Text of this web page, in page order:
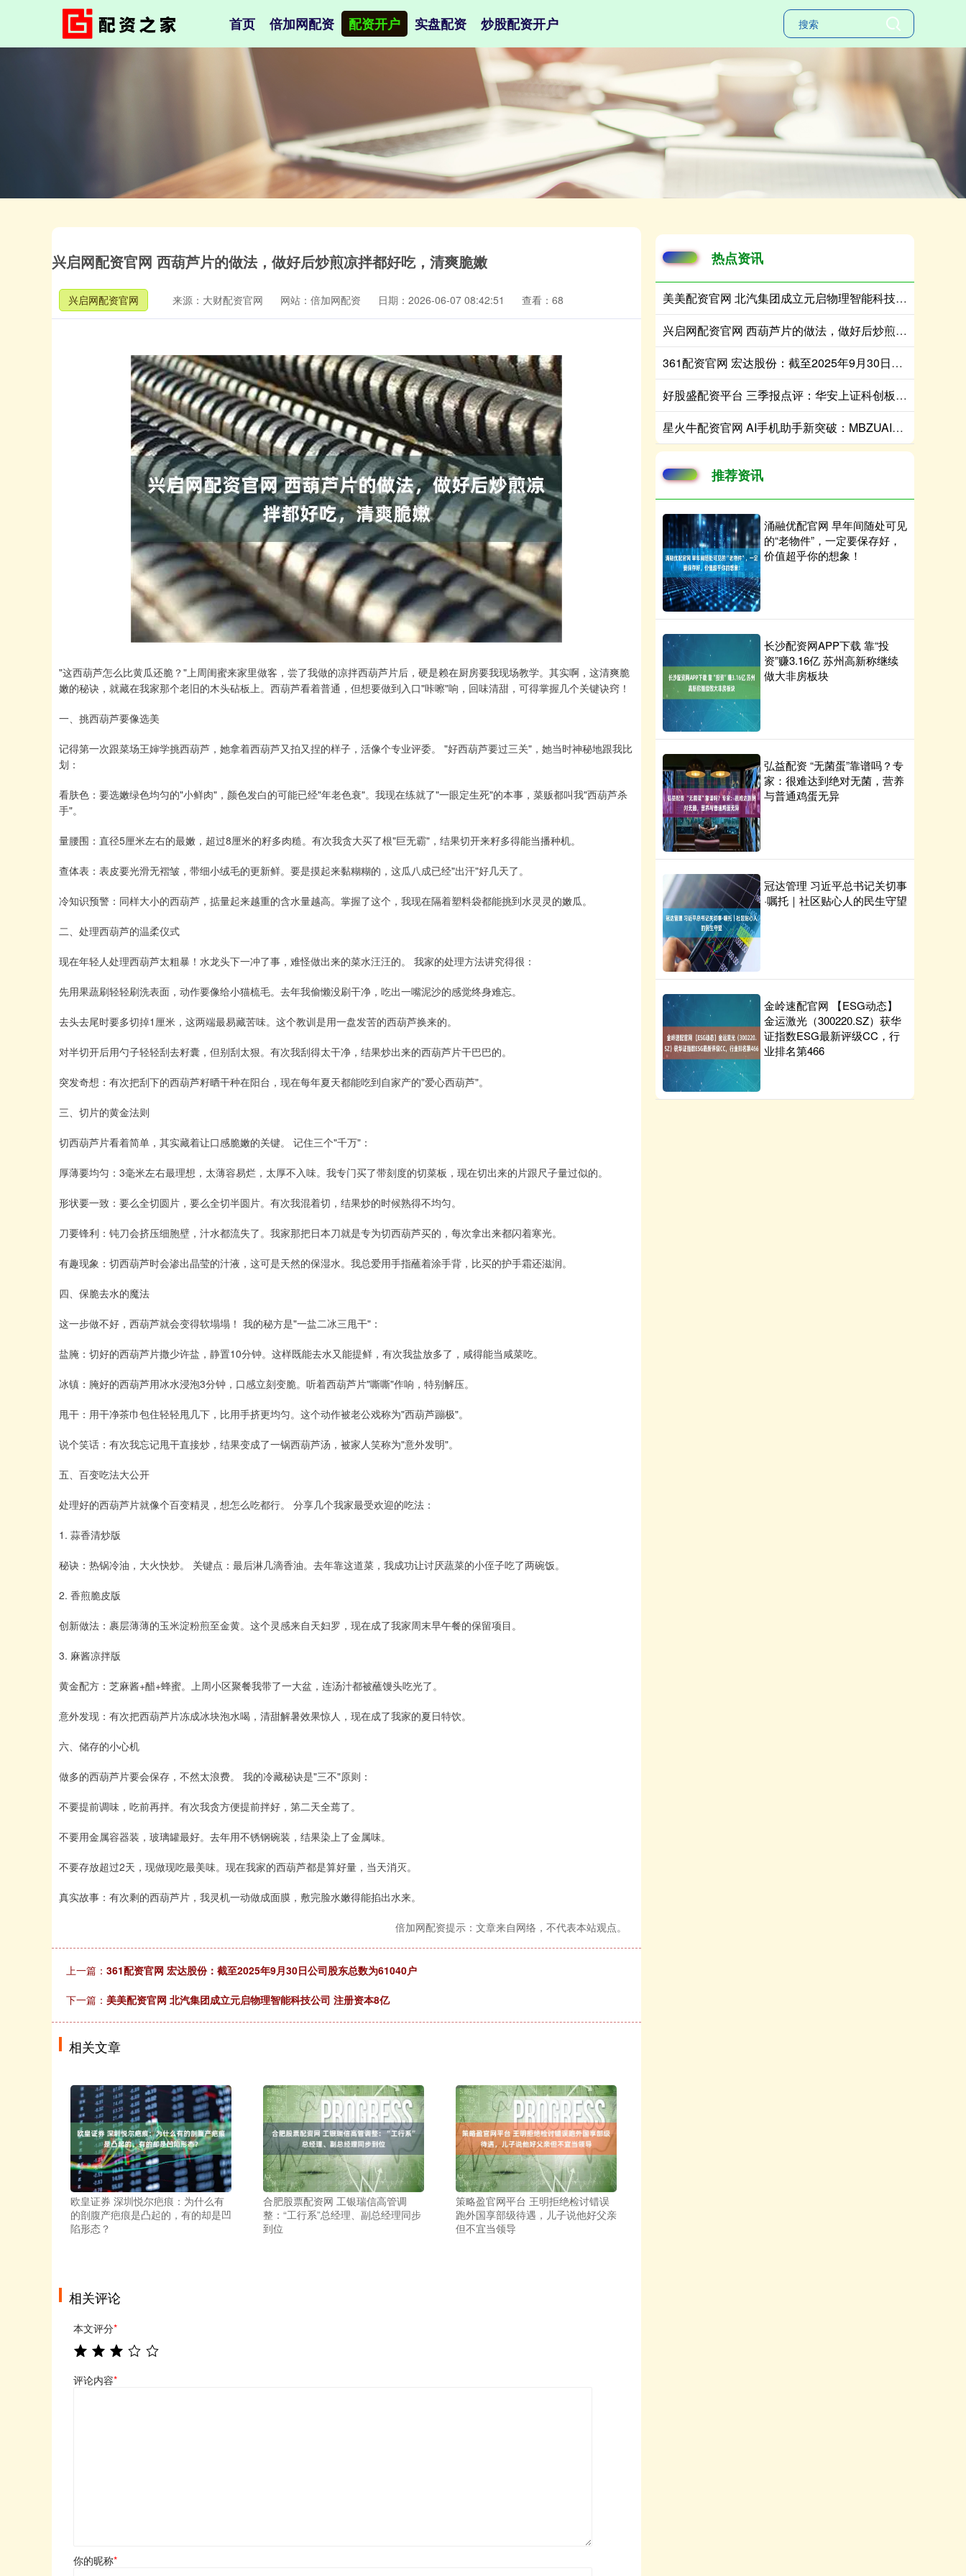
首页 倍加网配资 配资开户 实盘配资 炒股配资开户
兴启网配资官网 西葫芦片的做法，做好后炒煎凉拌都好吃，清爽脆嫩
兴启网配资官网 来源：大财配资官网 网站：倍加网配资 日期：2026-06-07 08:42:51 查看：68
"这西葫芦怎么比黄瓜还脆？"上周闺蜜来家里做客，尝了我做的凉拌西葫芦片后，硬是赖在厨房要我现场教学。其实啊，这清爽脆
嫩的秘诀，就藏在我家那个老旧的木头砧板上。西葫芦看着普通，但想要做到入口"咔嚓"响，回味清甜，可得掌握几个关键诀窍！
一、挑西葫芦要像选美
记得第一次跟菜场王婶学挑西葫芦，她拿着西葫芦又拍又捏的样子，活像个专业评委。 "好西葫芦要过三关"，她当时神秘地跟我比
划：
看肤色：要选嫩绿色均匀的"小鲜肉"，颜色发白的可能已经"年老色衰"。我现在练就了"一眼定生死"的本事，菜贩都叫我"西葫芦杀
手"。
量腰围：直径5厘米左右的最嫩，超过8厘米的籽多肉糙。有次我贪大买了根"巨无霸"，结果切开来籽多得能当播种机。
查体表：表皮要光滑无褶皱，带细小绒毛的更新鲜。要是摸起来黏糊糊的，这瓜八成已经"出汗"好几天了。
冷知识预警：同样大小的西葫芦，掂量起来越重的含水量越高。掌握了这个，我现在隔着塑料袋都能挑到水灵灵的嫩瓜。
二、处理西葫芦的温柔仪式
现在年轻人处理西葫芦太粗暴！水龙头下一冲了事，难怪做出来的菜水汪汪的。 我家的处理方法讲究得很：
先用果蔬刷轻轻刷洗表面，动作要像给小猫梳毛。去年我偷懒没刷干净，吃出一嘴泥沙的感觉终身难忘。
去头去尾时要多切掉1厘米，这两端最易藏苦味。这个教训是用一盘发苦的西葫芦换来的。
对半切开后用勺子轻轻刮去籽囊，但别刮太狠。有次我刮得太干净，结果炒出来的西葫芦片干巴巴的。
突发奇想：有次把刮下的西葫芦籽晒干种在阳台，现在每年夏天都能吃到自家产的"爱心西葫芦"。
三、切片的黄金法则
切西葫芦片看着简单，其实藏着让口感脆嫩的关键。 记住三个"千万"：
厚薄要均匀：3毫米左右最理想，太薄容易烂，太厚不入味。我专门买了带刻度的切菜板，现在切出来的片跟尺子量过似的。
形状要一致：要么全切圆片，要么全切半圆片。有次我混着切，结果炒的时候熟得不均匀。
刀要锋利：钝刀会挤压细胞壁，汁水都流失了。我家那把日本刀就是专为切西葫芦买的，每次拿出来都闪着寒光。
有趣现象：切西葫芦时会渗出晶莹的汁液，这可是天然的保湿水。我总爱用手指蘸着涂手背，比买的护手霜还滋润。
四、保脆去水的魔法
这一步做不好，西葫芦就会变得软塌塌！ 我的秘方是"一盐二冰三甩干"：
盐腌：切好的西葫芦片撒少许盐，静置10分钟。这样既能去水又能提鲜，有次我盐放多了，咸得能当咸菜吃。
冰镇：腌好的西葫芦用冰水浸泡3分钟，口感立刻变脆。听着西葫芦片"嘶嘶"作响，特别解压。
甩干：用干净茶巾包住轻轻甩几下，比用手挤更均匀。这个动作被老公戏称为"西葫芦蹦极"。
说个笑话：有次我忘记甩干直接炒，结果变成了一锅西葫芦汤，被家人笑称为"意外发明"。
五、百变吃法大公开
处理好的西葫芦片就像个百变精灵，想怎么吃都行。 分享几个我家最受欢迎的吃法：
1. 蒜香清炒版
秘诀：热锅冷油，大火快炒。 关键点：最后淋几滴香油。去年靠这道菜，我成功让讨厌蔬菜的小侄子吃了两碗饭。
2. 香煎脆皮版
创新做法：裹层薄薄的玉米淀粉煎至金黄。这个灵感来自天妇罗，现在成了我家周末早午餐的保留项目。
3. 麻酱凉拌版
黄金配方：芝麻酱+醋+蜂蜜。上周小区聚餐我带了一大盆，连汤汁都被蘸馒头吃光了。
意外发现：有次把西葫芦片冻成冰块泡水喝，清甜解暑效果惊人，现在成了我家的夏日特饮。
六、储存的小心机
做多的西葫芦片要会保存，不然太浪费。 我的冷藏秘诀是"三不"原则：
不要提前调味，吃前再拌。有次我贪方便提前拌好，第二天全蔫了。
不要用金属容器装，玻璃罐最好。去年用不锈钢碗装，结果染上了金属味。
不要存放超过2天，现做现吃最美味。现在我家的西葫芦都是算好量，当天消灭。
真实故事：有次剩的西葫芦片，我灵机一动做成面膜，敷完脸水嫩得能掐出水来。
倍加网配资提示：文章来自网络，不代表本站观点。
上一篇： 361配资官网 宏达股份：截至2025年9月30日公司股东总数为61040户
下一篇： 美美配资官网 北汽集团成立元启物理智能科技公司 注册资本8亿
相关文章
欧皇证券 深圳悦尔疤痕：为什么有
的剖腹产疤痕是凸起的，有的却是凹
陷形态？
合肥股票配资网 工银瑞信高管调
整：“工行系”总经理、副总经理同步
到位
策略盈官网平台 王明拒绝检讨错误
跑外国享部级待遇，儿子说他好父亲
但不宜当领导
相关评论
本文评分*
评论内容*
你的昵称*
热点资讯
美美配资官网 北汽集团成立元启物理智能科技公司 注册资本8亿
兴启网配资官网 西葫芦片的做法，做好后炒煎凉拌都好吃，清爽脆嫩
361配资官网 宏达股份：截至2025年9月30日公司股东总数为61040户
好股盛配资平台 三季报点评：华安上证科创板芯片ETF基金季度涨幅65.22%
星火牛配资官网 AI手机助手新突破：MBZUAI让手机实现看图说话和画图创作双技能
推荐资讯
涌融优配官网 早年间随处可见
的“老物件”，一定要保存好，
价值超乎你的想象！
长沙配资网APP下载 靠“投
资”赚3.16亿 苏州高新称继续
做大非房板块
弘益配资 “无菌蛋”靠谱吗？专
家：很难达到绝对无菌，营养
与普通鸡蛋无异
冠达管理 习近平总书记关切事
·嘱托｜社区贴心人的民生守望
金岭速配官网 【ESG动态】
金运激光（300220.SZ）获华
证指数ESG最新评级CC，行
业排名第466